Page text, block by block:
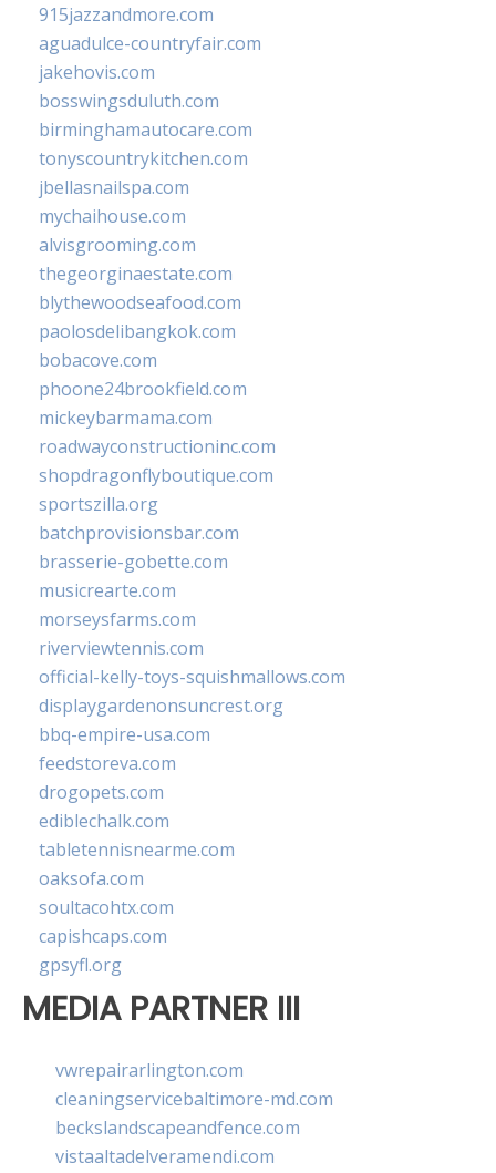
915jazzandmore.com
aguadulce-countryfair.com
jakehovis.com
bosswingsduluth.com
birminghamautocare.com
tonyscountrykitchen.com
jbellasnailspa.com
mychaihouse.com
alvisgrooming.com
thegeorginaestate.com
blythewoodseafood.com
paolosdelibangkok.com
bobacove.com
phoone24brookfield.com
mickeybarmama.com
roadwayconstructioninc.com
shopdragonflyboutique.com
sportszilla.org
batchprovisionsbar.com
brasserie-gobette.com
musicrearte.com
morseysfarms.com
riverviewtennis.com
official-kelly-toys-squishmallows.com
displaygardenonsuncrest.org
bbq-empire-usa.com
feedstoreva.com
drogopets.com
ediblechalk.com
tabletennisnearme.com
oaksofa.com
soultacohtx.com
capishcaps.com
gpsyfl.org
MEDIA PARTNER III
vwrepairarlington.com
cleaningservicebaltimore-md.com
beckslandscapeandfence.com
vistaaltadelveramendi.com